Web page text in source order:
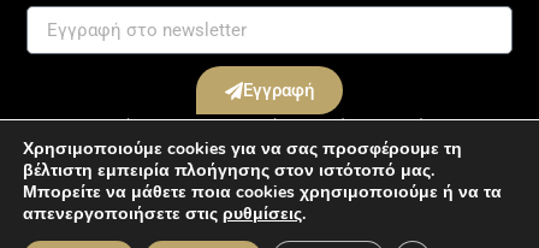
Εγγραφή
Με την εγγραφή σας στο ενημερωτικό μας δελτίο συμφωνείτε με τους
Όρους & Προϋποθέσεις.
Χρησιμοποιούμε cookies για να σας προσφέρουμε τη
βέλτιστη εμπειρία πλοήγησης στον ιστότοπό μας.
Μπορείτε να μάθετε ποια cookies χρησιμοποιούμε ή να τα
απενεργοποιήσετε στις ρυθμίσεις.